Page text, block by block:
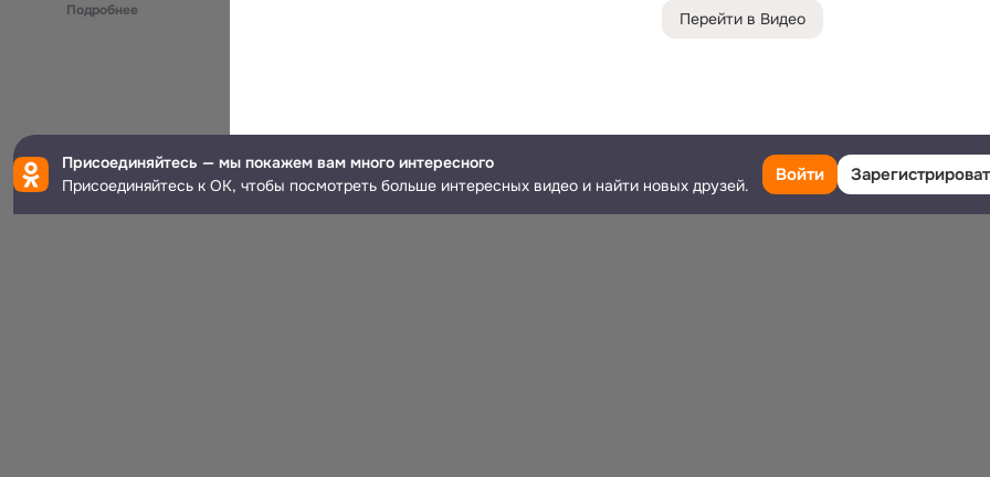
Перейти в Видео
Подробнее
Присоединяйтесь — мы покажем вам много интересного
Присоединяйтесь к ОК, чтобы посмотреть больше интересных видео и найти новых друзей.
Войти